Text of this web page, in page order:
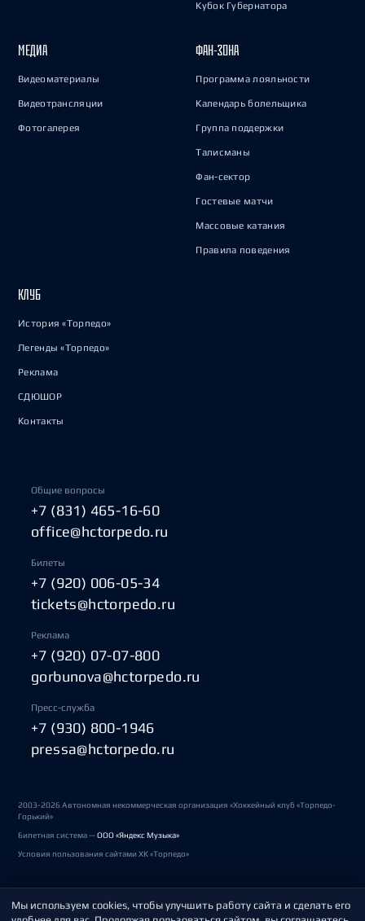
Кубок Губернатора
МЕДИА
Видеоматериалы
Видеотрансляции
Фотогалерея
ФАН-ЗОНА
Программа лояльности
Календарь болельщика
Группа поддержки
Талисманы
Фан-сектор
Гостевые матчи
Массовые катания
Правила поведения
КЛУБ
История «Торпедо»
Легенды «Торпедо»
Реклама
СДЮШОР
Контакты
Общие вопросы
+7 (831) 465-16-60
office@hctorpedo.ru
Билеты
+7 (920) 006-05-34
tickets@hctorpedo.ru
Реклама
+7 (920) 07-07-800
gorbunova@hctorpedo.ru
Пресс-служба
+7 (930) 800-1946
pressa@hctorpedo.ru
2003-2026 Автономная некоммерческая организация «Хоккейный клуб «Торпедо-
Горький»
Билетная система —ООО «Яндекс Музыка»
Условия пользования сайтами ХК «Торпедо»
Политика обработки персональных данных
Мы используем cookies, чтобы улучшить работу сайта и сделать его